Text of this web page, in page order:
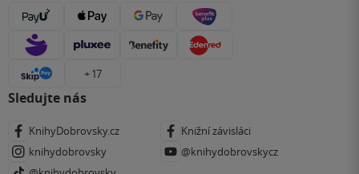
+ 17
Sledujte nás
KnihyDobrovsky.cz
Knižní závisláci
knihydobrovsky
@knihydobrovskycz